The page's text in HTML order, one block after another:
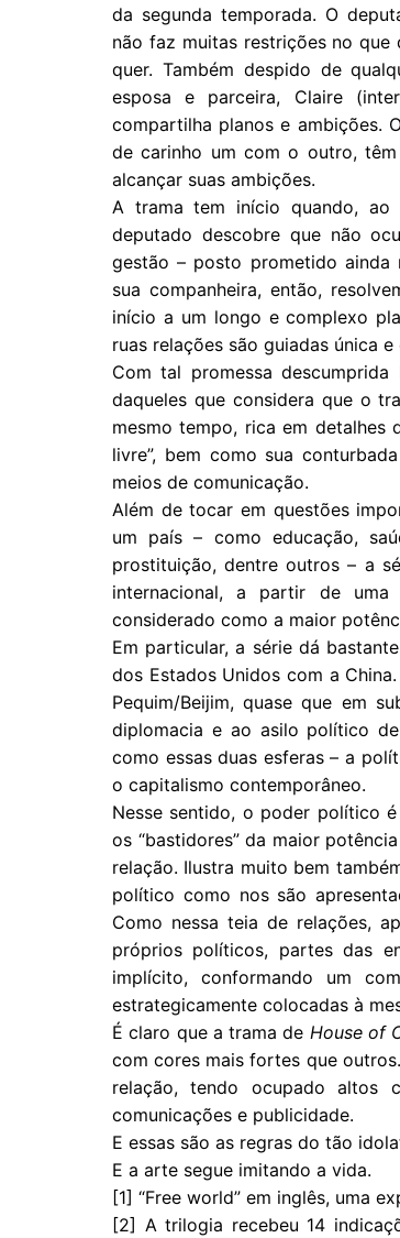
da segunda temporada. O
não faz muitas restrições no que
quer. Também despido de
esposa e parceira, Claire
compartilha planos e ambições.
de carinho um com o outro,
alcançar suas ambições.
A trama tem início quando, ao
deputado descobre que não
gestão – posto prometido ainda
sua companheira, então,
início a um longo e complexo
ruas relações são guiadas única
Com tal promessa
daqueles que considera que o
mesmo tempo, rica em
livre”, bem como sua
meios de comunicação.
Além de tocar em questões
um país – como educação,
prostituição, dentre outros – a
internacional, a partir de
considerado como a maior
Em particular, a série dá
dos Estados Unidos com a
Pequim/Beijim, quase que em
diplomacia e ao asilo político
como essas duas esferas – a
o capitalismo contemporâneo.
Nesse sentido, o poder político
os “bastidores” da maior
relação. Ilustra muito bem
político como nos são
Como nessa teia de relações,
próprios políticos, partes das
implícito, conformando um
estrategicamente colocadas à
É claro que a trama de House of
com cores mais fortes que
relação, tendo ocupado altos
comunicações e publicidade.
E essas são as regras do tão
E a arte segue imitando a vida.
[1] “Free world” em inglês, uma
[2] A trilogia recebeu 14